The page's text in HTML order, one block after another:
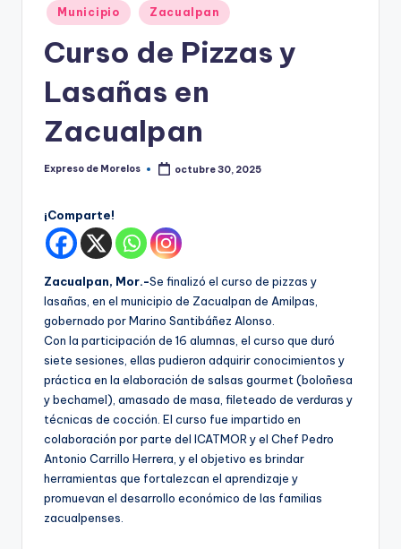
el
Publicado
en
Municipio Zacualpan
Curso de Pizzas y
Lasañas en
Zacualpan
Publicado
Expreso de Morelos octubre 30, 2025
¡Comparte!
Zacualpan, Mor.-Se finalizó el curso de pizzas y
lasañas, en el municipio de Zacualpan de Amilpas,
gobernado por Marino Santibáñez Alonso.
Con la participación de 16 alumnas, el curso que duró
siete sesiones, ellas pudieron adquirir conocimientos y
práctica en la elaboración de salsas gourmet (boloñesa
y bechamel), amasado de masa, fileteado de verduras y
técnicas de cocción. El curso fue impartido en
colaboración por parte del ICATMOR y el Chef Pedro
Antonio Carrillo Herrera, y el objetivo es brindar
herramientas que fortalezcan el aprendizaje y
promuevan el desarrollo económico de las familias
zacualpenses.